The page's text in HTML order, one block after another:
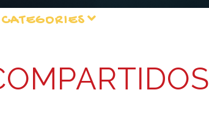
CATEGORIES